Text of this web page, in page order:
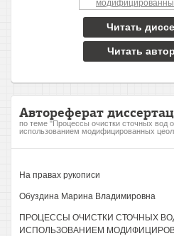
Читать
Читать
Автореферат
по теме "Процессы очистки сточных вод
использованием модифицированных
На правах рукописи
Обуздина Марина Владимировна
ПРОЦЕССЫ ОЧИСТКИ СТОЧНЫХ
ИСПОЛЬЗОВАНИЕМ